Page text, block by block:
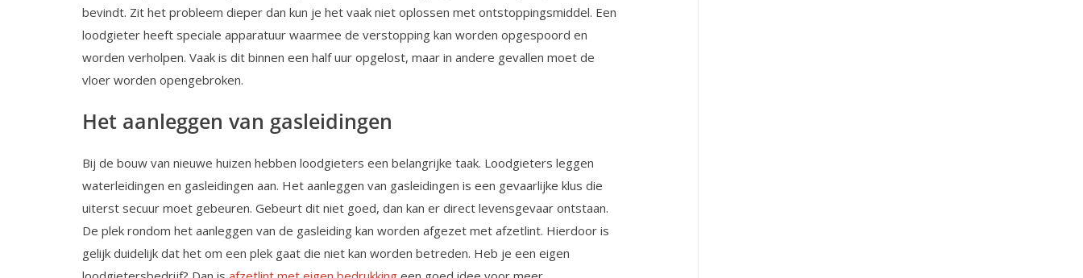
bevindt. Zit het probleem dieper dan kun je het vaak niet oplossen met ontstoppingsmiddel. Een
loodgieter heeft speciale apparatuur waarmee de verstopping kan worden opgespoord en
worden verholpen. Vaak is dit binnen een half uur opgelost, maar in andere gevallen moet de
vloer worden opengebroken.
Het aanleggen van gasleidingen
Bij de bouw van nieuwe huizen hebben loodgieters een belangrijke taak. Loodgieters leggen
waterleidingen en gasleidingen aan. Het aanleggen van gasleidingen is een gevaarlijke klus die
uiterst secuur moet gebeuren. Gebeurt dit niet goed, dan kan er direct levensgevaar ontstaan.
De plek rondom het aanleggen van de gasleiding kan worden afgezet met afzetlint. Hierdoor is
gelijk duidelijk dat het om een plek gaat die niet kan worden betreden. Heb je een eigen